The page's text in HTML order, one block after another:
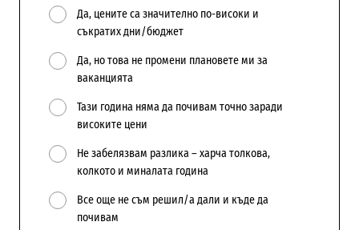
Да, цените са значително по-високи и
съкратих дни/бюджет
Да, но това не промени плановете ми за
ваканцията
Тази година няма да почивам точно заради
високите цени
Не забелязвам разлика – харча толкова,
колкото и миналата година
Все още не съм решил/а дали и къде да
почивам